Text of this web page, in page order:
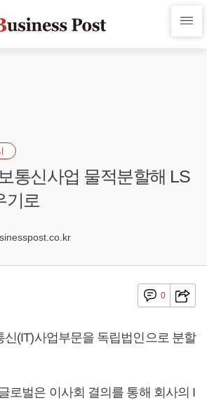
통신사업 물적분할해 LS
기로
0
신(IT)사업부문을 독립법인으로 분할
로벌은 이사회 결의를 통해 회사의 I